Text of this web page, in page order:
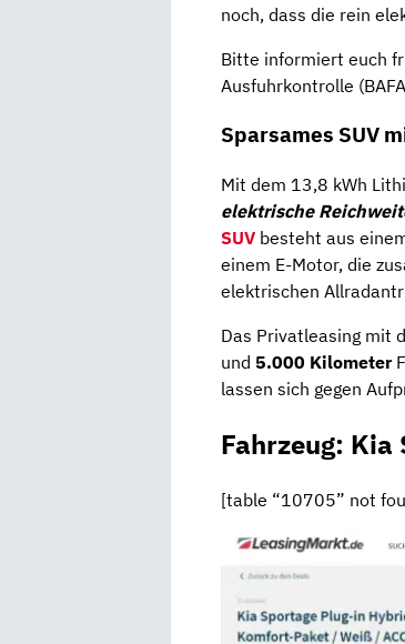
noch, dass die rein
Bitte informiert euch
Ausfuhrkontrolle
Sparsames SUV
Mit dem 13,8 kWh
elektrische
SUV besteht aus
einem E-Motor, die
elektrischen
Das Privatleasing mit
und 5.000 Kilometer
lassen sich gegen
Fahrzeug: Kia
[table “10705” not